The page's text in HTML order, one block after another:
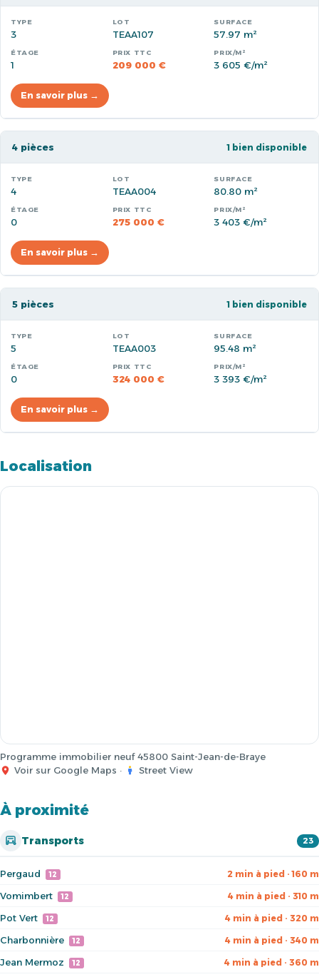
3 TEAA107 57.97 m²
1 209 000 € 3 605 €/m²
En savoir plus →
4 pièces 1 bien disponible
4 TEAA004 80.80 m²
0 275 000 € 3 403 €/m²
En savoir plus →
5 pièces 1 bien disponible
5 TEAA003 95.48 m²
0 324 000 € 3 393 €/m²
En savoir plus →
Localisation
Programme immobilier neuf 45800 Saint-Jean-de-Braye
Voir sur Google Maps · Street View
À proximité
Transports 23
Pergaud 12 2 min à pied · 160 m
Vomimbert 12 4 min à pied · 310 m
Pot Vert 12 4 min à pied · 320 m
Charbonnière 12 4 min à pied · 340 m
Jean Mermoz 12 4 min à pied · 360 m